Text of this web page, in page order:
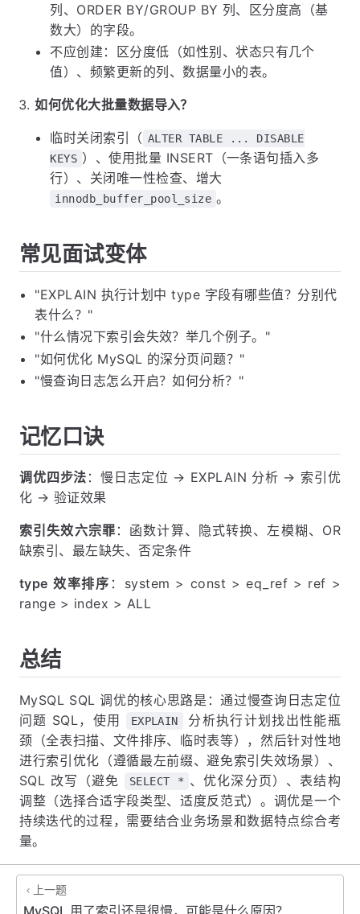
列、ORDER BY/GROUP BY 列、区分度高（基
数大）的字段。
不应创建：区分度低（如性别、状态只有几个
值）、频繁更新的列、数据量小的表。
如何优化大批量数据导入？
临时关闭索引（ ALTER TABLE ... DISABLE
KEYS ）、使用批量 INSERT（一条语句插入多
行）、关闭唯一性检查、增大
innodb_buffer_pool_size 。
常见面试变体
"EXPLAIN 执行计划中 type 字段有哪些值？分别代
表什么？"
"什么情况下索引会失效？举几个例子。"
"如何优化 MySQL 的深分页问题？"
"慢查询日志怎么开启？如何分析？"
记忆口诀
调优四步法 ：慢日志定位 → EXPLAIN 分析 → 索引优
化 → 验证效果
索引失效六宗罪 ：函数计算、隐式转换、左模糊、OR
缺索引、最左缺失、否定条件
type 效率排序 ：system > const > eq_ref > ref >
range > index > ALL
总结
MySQL SQL 调优的核心思路是：通过慢查询日志定位
问题 SQL，使用
EXPLAIN
分析执行计划找出性能瓶
颈（全表扫描、文件排序、临时表等），然后针对性地
进行索引优化（遵循最左前缀、避免索引失效场景）、
SQL 改写（避免
SELECT * 、优化深分页）、表结构
调整（选择合适字段类型、适度反范式）。调优是一个
持续迭代的过程，需要结合业务场景和数据特点综合考
量。
上一题
MySQL 用了索引还是很慢，可能是什么原因？